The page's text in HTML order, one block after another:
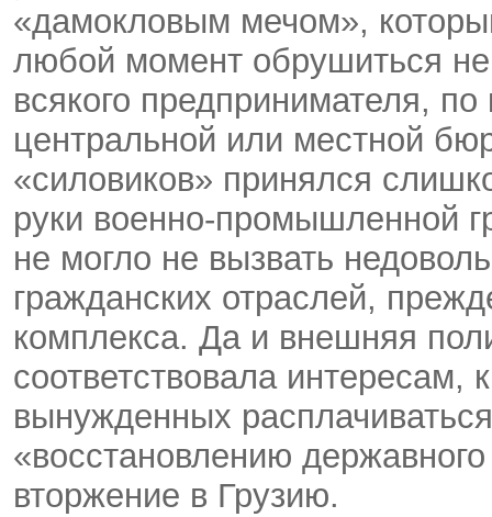
«дамокловым мечом»,
любой момент обрушиться не
всякого предпринимателя,
центральной или местной
«силовиков» принялся
руки военно-промышленной
не могло не вызвать
гражданских отраслей,
комплекса. Да и внешняя
соответствовала интересам,
вынужденных
«восстановлению
вторжение в Грузию.